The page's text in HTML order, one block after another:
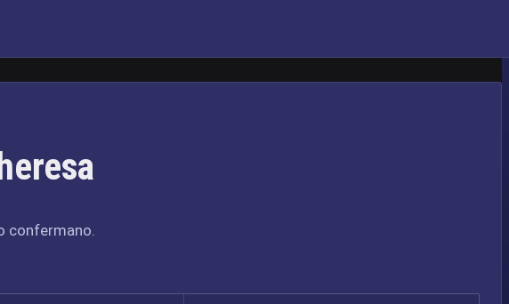
confermano.